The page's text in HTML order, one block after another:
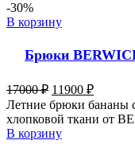
-30%
В корзину
Брюки
17000₽ 11900 ₽
Летние брюки бананы
хлопковой ткани от
В корзину